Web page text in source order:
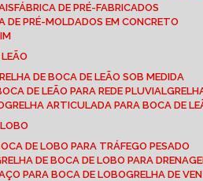
FÁBRICA DE PRÉ-FABRICADOS
DE PRÉ-MOLDADOS EM CONCRETO
LEÃO
GRELHA DE BOCA DE LEÃO SOB MEDIDA
DE LEÃO PARA REDE PLUVIAL
GRELHA ARTICULADA PARA BOCA DE
LOBO
DE LOBO PARA TRÁFEGO PESADO
GRELHA DE BOCA DE LOBO PARA
AÇO PARA BOCA DE LOBO
GRELHA DE